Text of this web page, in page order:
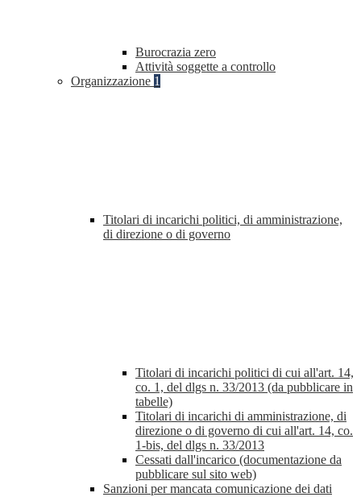
Burocrazia zero
Attività soggette a controllo
Organizzazione 1
Titolari di incarichi politici, di amministrazione,
di direzione o di governo
Titolari di incarichi politici di cui all'art. 14,
co. 1, del dlgs n. 33/2013 (da pubblicare in
tabelle)
Titolari di incarichi di amministrazione, di
direzione o di governo di cui all'art. 14, co.
1-bis, del dlgs n. 33/2013
Cessati dall'incarico (documentazione da
pubblicare sul sito web)
Sanzioni per mancata comunicazione dei dati